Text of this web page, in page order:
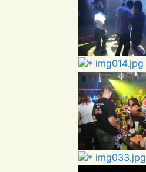
img014.jpg
img033.jpg